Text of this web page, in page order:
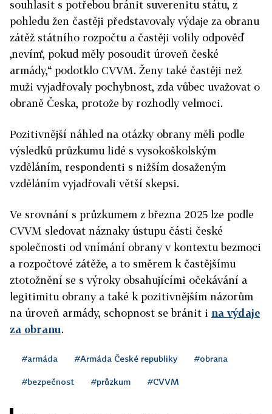
souhlasit s potřebou bránit suverenitu státu, z
pohledu žen častěji představovaly výdaje za obranu
zátěž státního rozpočtu a častěji volily odpověď
‚nevím‘, pokud měly posoudit úroveň české
armády,“ podotklo CVVM. Ženy také častěji než
muži vyjadřovaly pochybnost, zda vůbec uvažovat o
obraně Česka, protože by rozhodly velmoci.
Pozitivnější náhled na otázky obrany měli podle
výsledků průzkumu lidé s vysokoškolským
vzděláním, respondenti s nižším dosaženým
vzděláním vyjadřovali větší skepsi.
Ve srovnání s průzkumem z března 2025 lze podle
CVVM sledovat náznaky ústupu části české
společnosti od vnímání obrany v kontextu bezmoci
a rozpočtové zátěže, a to směrem k častějšímu
ztotožnění se s výroky obsahujícími očekávání a
legitimitu obrany a také k pozitivnějším názorům
na úroveň armády, schopnost se bránit i na výdaje
za obranu.
#armáda #Armáda České republiky #obrana
#bezpečnost #průzkum #CVVM